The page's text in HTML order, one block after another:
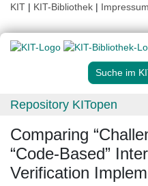
KIT | KIT-Bibliothek | Impressum
Suche im
Repository KITopen
Comparing
“Code-Based”
Verification